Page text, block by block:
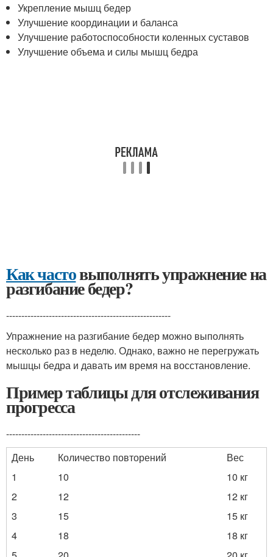
Укрепление мышц бедер
Улучшение координации и баланса
Улучшение работоспособности коленных суставов
Улучшение объема и силы мышц бедра
Как частовыполнять упражнение на
разгибание бедер?
------------------------------------------------------
Упражнение на разгибание бедер можно выполнять
несколько раз в неделю. Однако, важно не перегружать
мышцы бедра и давать им время на восстановление.
Пример таблицы для отслеживания
прогресса
--------------------------------------------
День
Количество повторений
Вес
1
10
10 кг
2
12
12 кг
3
15
15 кг
4
18
18 кг